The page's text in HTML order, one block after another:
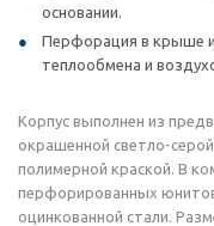
основании.
Перфорация в крыше
теплообмена и
Корпус выполнен из
окрашенной светло-
полимерной краской. В
перфорированных
оцинкованной стали.